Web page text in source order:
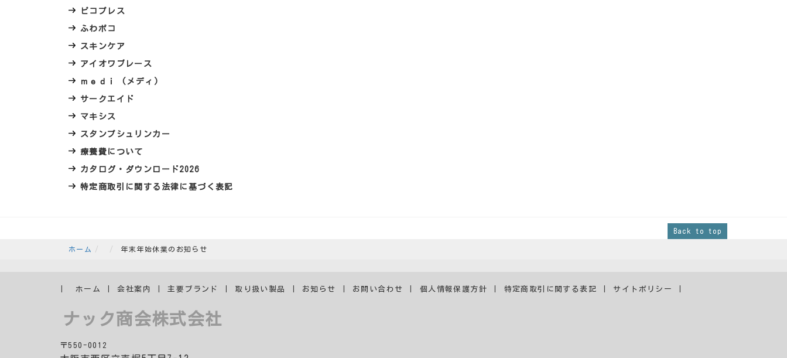
ピコプレス
ふわポコ
スキンケア
アイオワブレース
ｍｅｄｉ (メディ)
サークエイド
マキシス
スタンプシュリンカー
療養費について
カタログ・ダウンロード2026
特定商取引に関する法律に基づく表記
Back to top
ホーム 年末年始休業のお知らせ
ホーム 会社案内 主要ブランド 取り扱い製品 お知らせ お問い合わせ 個人情報保護方針 特定商取引に関する表記 サイトポリシー
ナック商会株式会社
〒550-0012